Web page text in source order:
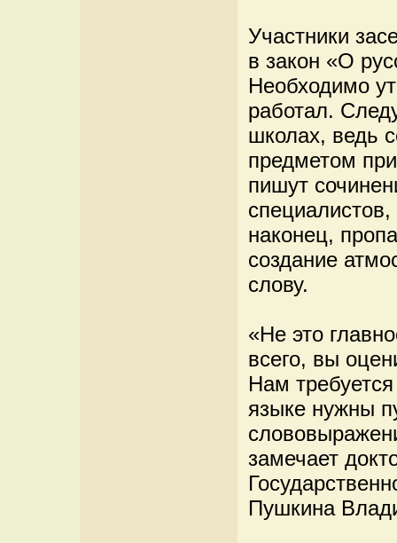
Участники
в закон «О
Необходимо
работал.
школах, ведь
предметом
пишут
наконец,
создание
слову.
«Не это
всего, вы
Нам
языке нужны
замечает
Пушкина